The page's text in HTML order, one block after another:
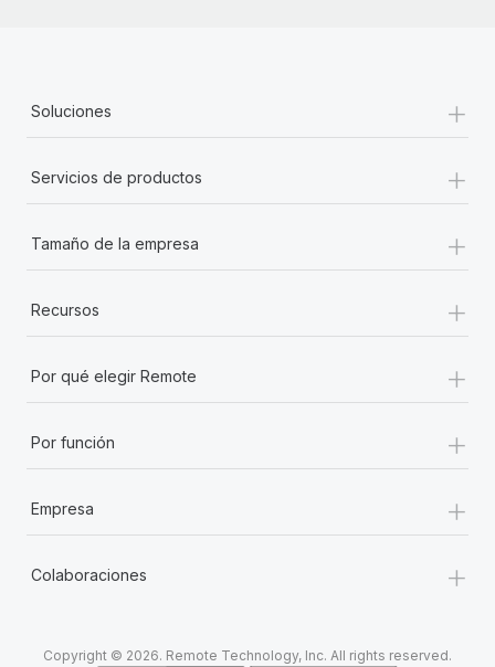
Soluciones +
Servicios de productos +
Tamaño de la empresa +
Recursos +
Por qué elegir Remote +
Por función +
Empresa +
Colaboraciones +
Copyright © 2026. Remote Technology, Inc. All rights reserved.